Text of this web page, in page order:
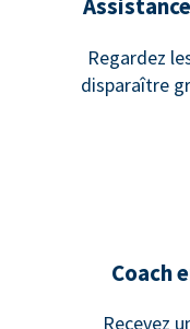
Regardez
disparaître
Coach
Recevez